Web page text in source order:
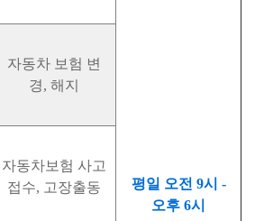
평일 오전 9시 -
오후 6시
자동차 보험 변
경, 해지
자동차보험 사고
접수, 고장출동